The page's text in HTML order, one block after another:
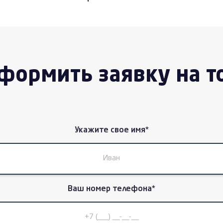
заявку на
Укажите свое имя*
Ваш номер телефона*